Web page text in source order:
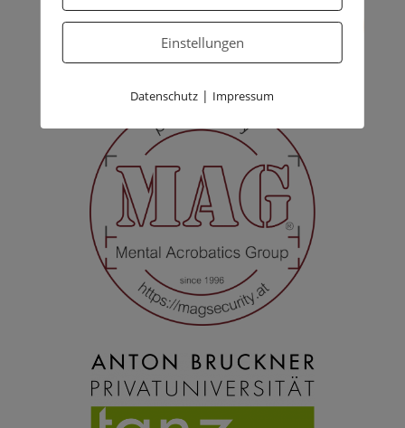
Einstellungen
Datenschutz | Impressum